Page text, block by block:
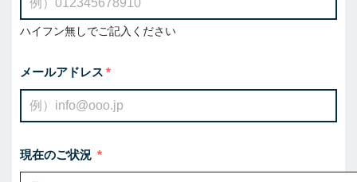
ハイフン無しでご記入ください
メールアドレス
現在のご状況